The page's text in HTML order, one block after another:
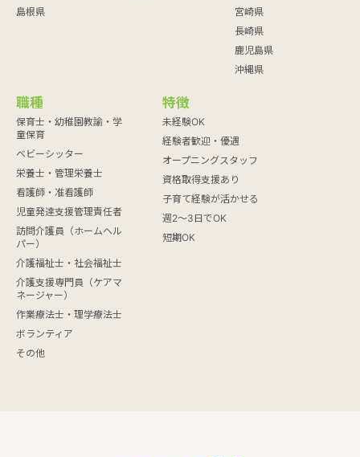
島根県
宮崎県
長崎県
鹿児島県
沖縄県
職種
保育士・幼稚園教諭・学
童保育
ベビーシッター
栄養士・管理栄養士
看護師・准看護師
児童発達支援管理責任者
訪問介護員（ホームヘル
パー）
介護福祉士・社会福祉士
介護支援専門員（ケアマ
ネージャー）
作業療法士・理学療法士
ボランティア
その他
特徴
未経験OK
経験者歓迎・優遇
オープニングスタッフ
資格取得支援あり
子育て経験が活かせる
週2～3日でOK
短期OK